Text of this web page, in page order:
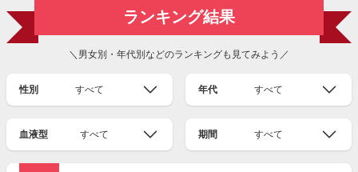
ランキング結果
＼男女別・年代別などのランキングも見てみよう／
性別 すべて 年代 すべて
血液型 すべて 期間 すべて